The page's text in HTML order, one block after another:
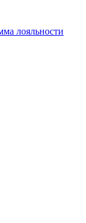
лояльности